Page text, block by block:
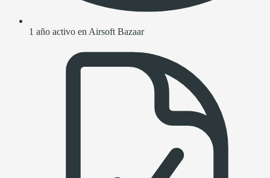
1 año activo en Airsoft Bazaar